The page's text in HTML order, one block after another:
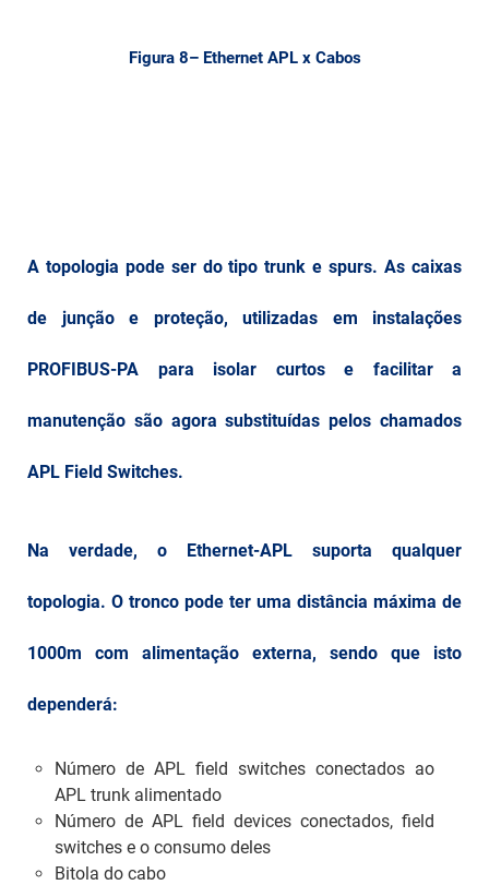
Figura 8– Ethernet APL x Cabos
A topologia pode ser do tipo trunk e spurs. As caixas
de junção e proteção, utilizadas em instalações
PROFIBUS-PA para isolar curtos e facilitar a
manutenção são agora substituídas pelos chamados
APL Field Switches.
Na verdade, o Ethernet-APL suporta qualquer
topologia. O tronco pode ter uma distância máxima de
1000m com alimentação externa, sendo que isto
dependerá:
Número de APL field switches conectados ao
APL trunk alimentado
Número de APL field devices conectados, field
switches e o consumo deles
Bitola do cabo